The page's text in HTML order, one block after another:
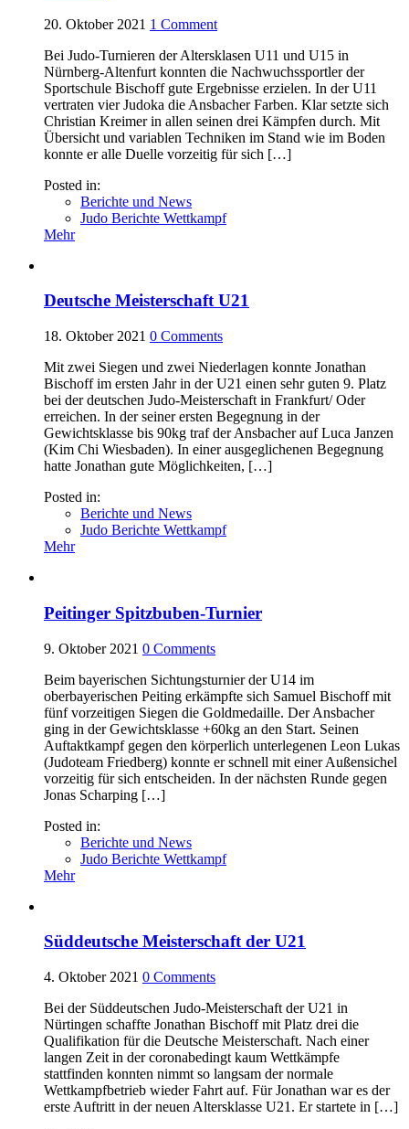
20. Oktober 2021 1 Comment
Bei Judo-Turnieren der Altersklasen U11 und U15 in
Nürnberg-Altenfurt konnten die Nachwuchssportler der
Sportschule Bischoff gute Ergebnisse erzielen. In der U11
vertraten vier Judoka die Ansbacher Farben. Klar setzte sich
Christian Kreimer in allen seinen drei Kämpfen durch. Mit
Übersicht und variablen Techniken im Stand wie im Boden
konnte er alle Duelle vorzeitig für sich […]
Posted in:
Berichte und News
Judo Berichte Wettkampf
Mehr
Deutsche Meisterschaft U21
18. Oktober 2021 0 Comments
Mit zwei Siegen und zwei Niederlagen konnte Jonathan
Bischoff im ersten Jahr in der U21 einen sehr guten 9. Platz
bei der deutschen Judo-Meisterschaft in Frankfurt/ Oder
erreichen. In der seiner ersten Begegnung in der
Gewichtsklasse bis 90kg traf der Ansbacher auf Luca Janzen
(Kim Chi Wiesbaden). In einer ausgeglichenen Begegnung
hatte Jonathan gute Möglichkeiten, […]
Posted in:
Berichte und News
Judo Berichte Wettkampf
Mehr
Peitinger Spitzbuben-Turnier
9. Oktober 2021 0 Comments
Beim bayerischen Sichtungsturnier der U14 im
oberbayerischen Peiting erkämpfte sich Samuel Bischoff mit
fünf vorzeitigen Siegen die Goldmedaille. Der Ansbacher
ging in der Gewichtsklasse +60kg an den Start. Seinen
Auftaktkampf gegen den körperlich unterlegenen Leon Lukas
(Judoteam Friedberg) konnte er schnell mit einer Außensichel
vorzeitig für sich entscheiden. In der nächsten Runde gegen
Jonas Scharping […]
Posted in:
Berichte und News
Judo Berichte Wettkampf
Mehr
Süddeutsche Meisterschaft der U21
4. Oktober 2021 0 Comments
Bei der Süddeutschen Judo-Meisterschaft der U21 in
Nürtingen schaffte Jonathan Bischoff mit Platz drei die
Qualifikation für die Deutsche Meisterschaft. Nach einer
langen Zeit in der coronabedingt kaum Wettkämpfe
stattfinden konnten nimmt so langsam der normale
Wettkampfbetrieb wieder Fahrt auf. Für Jonathan war es der
erste Auftritt in der neuen Altersklasse U21. Er startete in […]